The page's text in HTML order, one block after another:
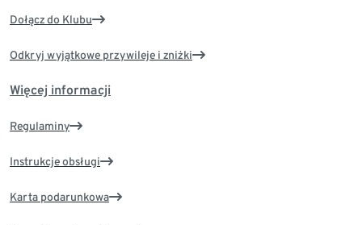
Dołącz do Klubu
Odkryj wyjątkowe przywileje i zniżki
Więcej informacji
Regulaminy
Instrukcje obsługi
Karta podarunkowa